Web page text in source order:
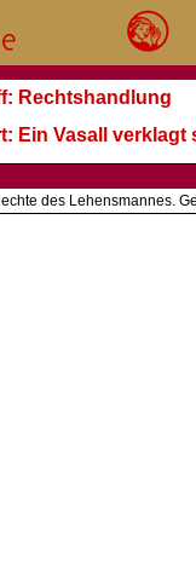
Rechtshandlung
Ein Vasall verklagt
des Lehensmannes.